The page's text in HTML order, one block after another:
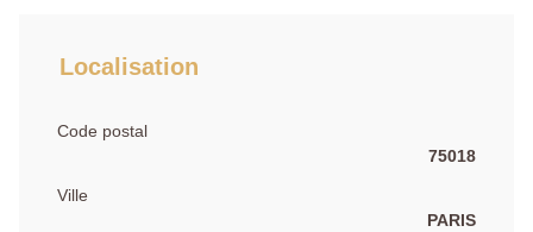
Localisation
Code postal
75018
Ville
PARIS